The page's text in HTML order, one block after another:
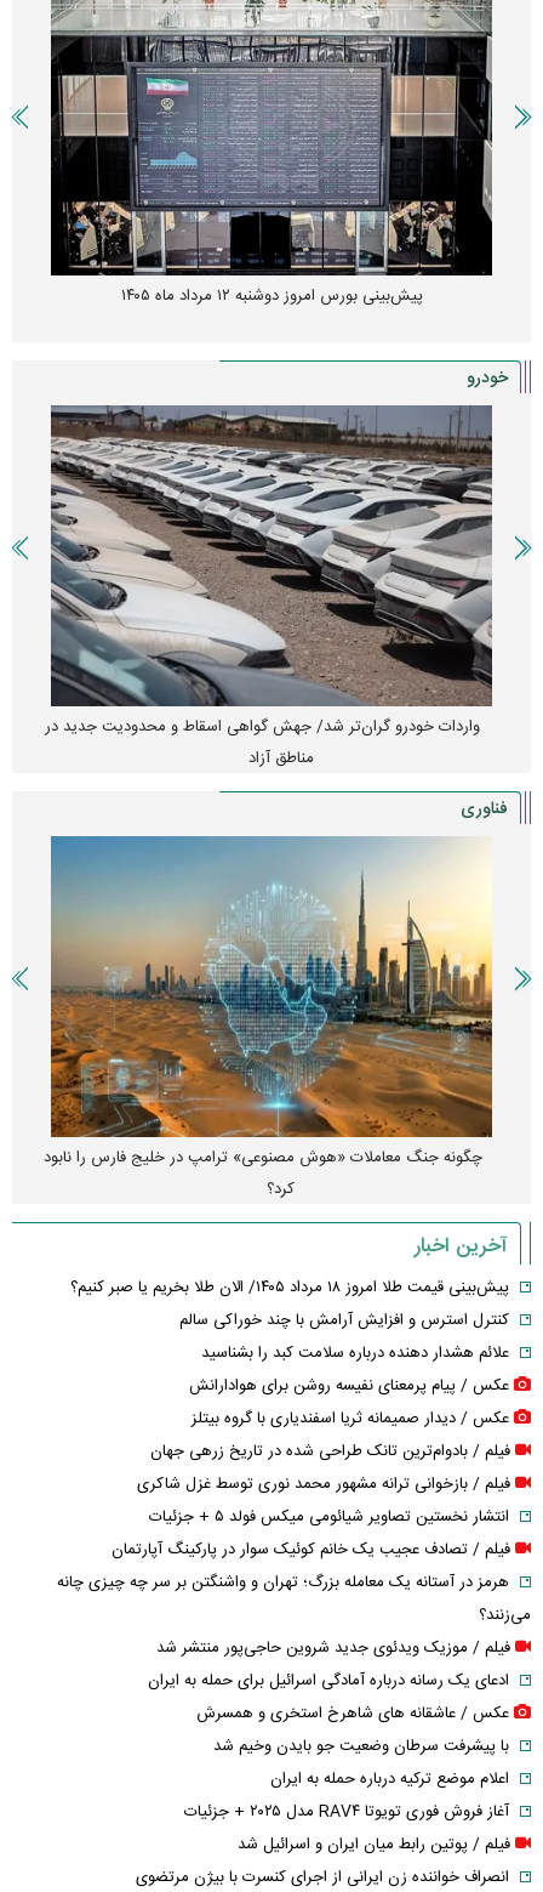
پیش‌بینی بورس امروز دوشنبه ۱۲ مرداد ماه ۱۴۰۵
خودرو
واردات خودرو گران‌تر شد/ جهش گواهی اسقاط و محدودیت جدید در
مناطق آزاد
فناوری
چگونه جنگ معاملات «هوش مصنوعی» ترامپ در خلیج فارس را نابود
کرد؟
آخرین اخبار
پیش‌بینی قیمت طلا امروز ۱۸ مرداد ۱۴۰۵/ الان طلا بخریم یا صبر کنیم؟
کنترل استرس و افزایش آرامش با چند خوراکی سالم
علائم هشدار دهنده درباره سلامت کبد را بشناسید
عکس / پیام پرمعنای نفیسه روشن برای هوادارانش
عکس / دیدار صمیمانه ثریا اسفندیاری با گروه بیتلز
فیلم / بادوام‌ترین تانک طراحی شده در تاریخ زرهی جهان
فیلم / بازخوانی ترانه مشهور محمد نوری توسط غزل شاکری
انتشار نخستین تصاویر شیائومی میکس فولد ۵ + جزئیات
فیلم / تصادف عجیب یک خانم کوئیک سوار در پارکینگ آپارتمان
هرمز در آستانه یک معامله بزرگ؛ تهران و واشنگتن بر سر چه چیزی چانه
می‌زنند؟
فیلم / موزیک ویدئوی جدید شروین حاجی‌پور منتشر شد
ادعای یک رسانه درباره آمادگی اسرائیل برای حمله به ایران
عکس / عاشقانه های شاهرخ استخری و همسرش
با پیشرفت سرطان وضعیت جو بایدن وخیم شد
اعلام موضع ترکیه درباره حمله به ایران
آغاز فروش فوری تویوتا RAV۴ مدل ۲۰۲۵ + جزئیات
فیلم / پوتین رابط میان ایران و اسرائیل شد
انصراف خواننده زن ایرانی از اجرای کنسرت با بیژن مرتضوی